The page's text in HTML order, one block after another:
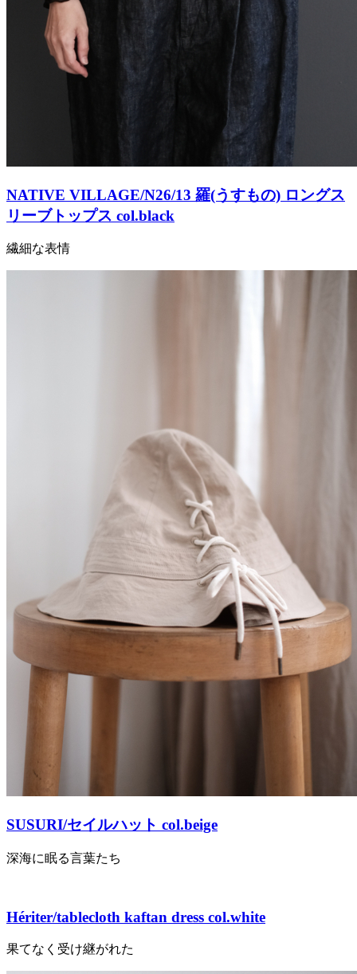
NATIVE VILLAGE/N26/13 羅(うすもの) ロングス
リーブトップス col.black
繊細な表情
SUSURI/セイルハット col.beige
深海に眠る言葉たち
Hériter/tablecloth kaftan dress col.white
果てなく受け継がれた